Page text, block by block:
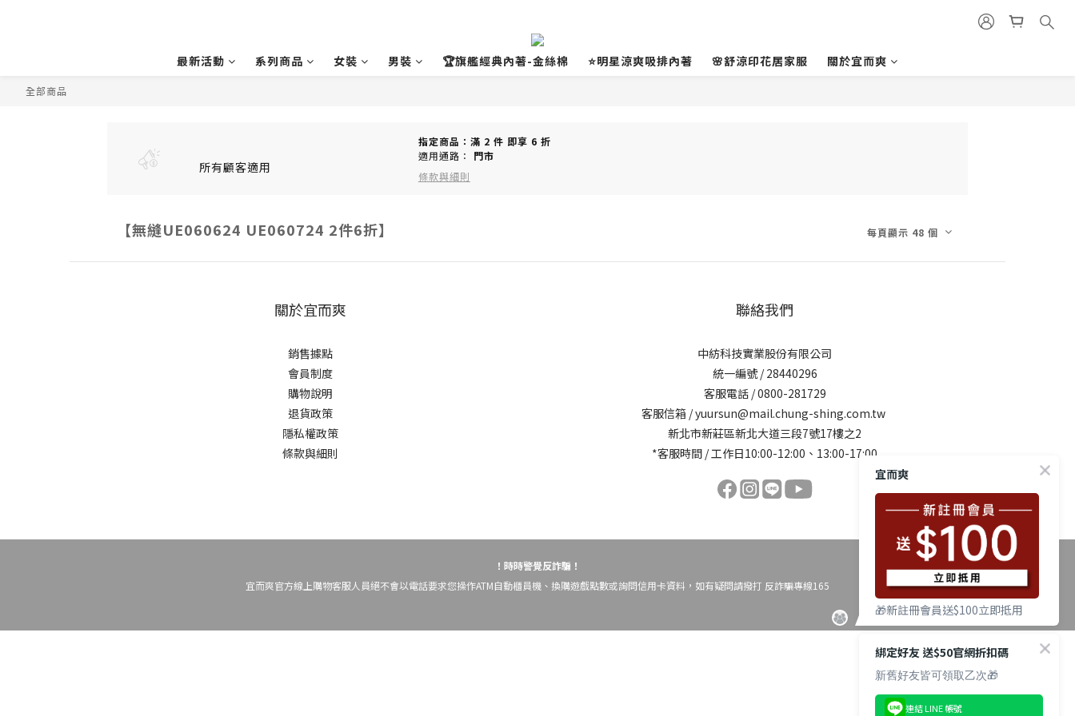
最新活動 系列商品 女裝 男裝 🏆旗艦經典內著-金絲棉 ⭐明星涼爽吸排內著 🌸舒涼印花居家服 關於宜而爽
全部商品
所有顧客適用
指定商品：滿 2 件 即享 6 折
適用通路： 門市
條款與細則
【無縫UE060624 UE060724 2件6折】 每頁顯示 48 個
關於宜而爽
銷售據點
會員制度
購物說明
退貨政策
隱私權政策
條款與細則
聯絡我們
中紡科技實業股份有限公司
統一編號 / 28440296
客服電話 / 0800-281729
客服信箱 /yuursun@mail.chung-shing.com.tw
新北市新莊區新北大道三段7號17樓之2
*客服時間 / 工作日10:00-12:00、13:00-17:00
！時時警覺反詐騙！
宜而爽官方線上購物客服人員絕不會以電話要求您操作ATM自動櫃員機、換購遊戲點數或詢問信用卡資料，如有疑問請撥打 反詐騙專線165
宜而爽
🎁新註冊會員送$100立即抵用
綁定好友 送$50官網折扣碼
新舊好友皆可領取乙次🎁
連結 LINE 帳號